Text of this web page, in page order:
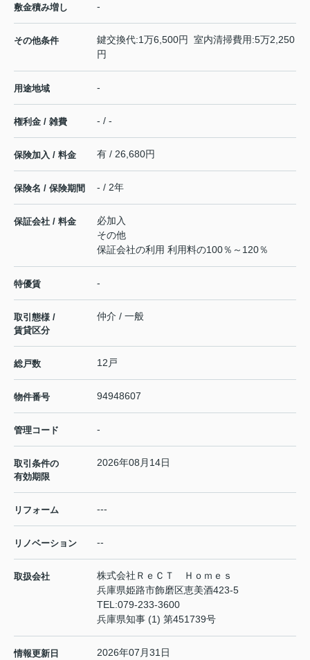
敷金積み増し -
その他条件
鍵交換代:1万6,500円 室内清掃費用:5万2,250
円
用途地域 -
権利金 / 雑費 - / -
保険加入 / 料金 有 / 26,680円
保険名 / 保険期間 - / 2年
保証会社 / 料金
必加入
その他
保証会社の利用 利用料の100％～120％
特優賃 -
取引態様 /
賃貸区分
仲介 / 一般
総戸数 12戸
物件番号 94948607
管理コード -
取引条件の
有効期限
2026年08月14日
リフォーム ---
リノベーション --
取扱会社
株式会社ＲｅＣＴ Ｈｏｍｅｓ
兵庫県姫路市飾磨区恵美酒423-5
TEL:079-233-3600
兵庫県知事 (1) 第451739号
情報更新日 2026年07月31日